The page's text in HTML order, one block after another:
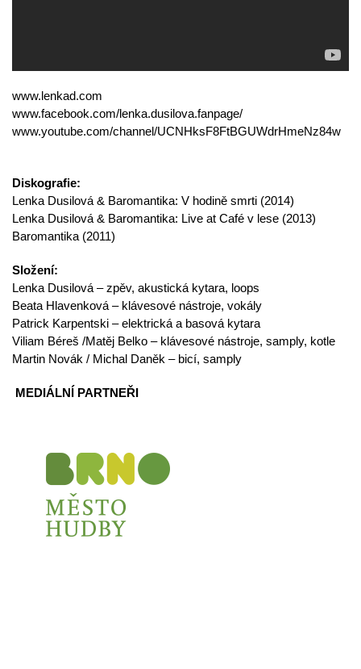
www.lenkad.com
www.facebook.com/lenka.dusilova.fanpage/
www.youtube.com/channel/UCNHksF8FtBGUWdrHmeNz84w
Diskografie:
Lenka Dusilová & Baromantika: V hodině smrti (2014)
Lenka Dusilová & Baromantika: Live at Café v lese (2013)
Baromantika (2011)
Složení:
Lenka Dusilová – zpěv, akustická kytara, loops
Beata Hlavenková – klávesové nástroje, vokály
Patrick Karpentski – elektrická a basová kytara
Viliam Béreš /Matěj Belko – klávesové nástroje, samply, kotle
Martin Novák / Michal Daněk – bicí, samply
MEDIÁLNÍ PARTNEŘI